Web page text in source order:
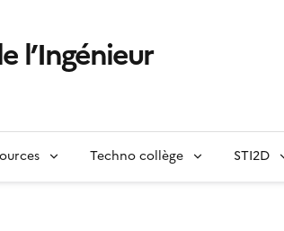
l’Ingénieur
Techno collège STI2D